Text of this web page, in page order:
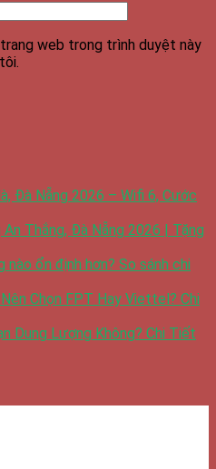
web trong trình duyệt này
Đà Nẵng 2026 – Wifi 6, Cước
Thắng, Đà Nẵng 2026 | Tặng
nào ổn định hơn? So sánh chi
Chọn FPT Hay Viettel? Chi
Dung Lượng Không? Chi Tiết